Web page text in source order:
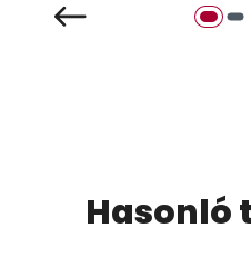
Hasonló